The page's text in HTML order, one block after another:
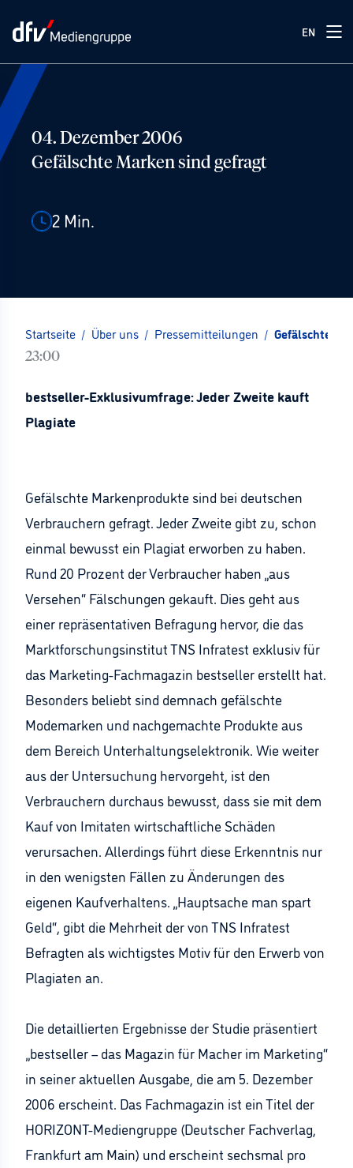
EN
04. Dezember 2006
Gefälschte Marken sind gefragt
2 Min.
Startseite / Über uns / Pressemitteilungen / Gefälschte
23:00
bestseller-Exklusivumfrage: Jeder Zweite kauft
Plagiate
Gefälschte Markenprodukte sind bei deutschen
Verbrauchern gefragt. Jeder Zweite gibt zu, schon
einmal bewusst ein Plagiat erworben zu haben.
Rund 20 Prozent der Verbraucher haben „aus
Versehen“ Fälschungen gekauft. Dies geht aus
einer repräsentativen Befragung hervor, die das
Marktforschungsinstitut TNS Infratest exklusiv für
das Marketing-Fachmagazin bestseller erstellt hat.
Besonders beliebt sind demnach gefälschte
Modemarken und nachgemachte Produkte aus
dem Bereich Unterhaltungselektronik. Wie weiter
aus der Untersuchung hervorgeht, ist den
Verbrauchern durchaus bewusst, dass sie mit dem
Kauf von Imitaten wirtschaftliche Schäden
verursachen. Allerdings führt diese Erkenntnis nur
in den wenigsten Fällen zu Änderungen des
eigenen Kaufverhaltens. „Hauptsache man spart
Geld“, gibt die Mehrheit der von TNS Infratest
Befragten als wichtigstes Motiv für den Erwerb von
Plagiaten an.
Die detaillierten Ergebnisse der Studie präsentiert
„bestseller – das Magazin für Macher im Marketing“
in seiner aktuellen Ausgabe, die am 5. Dezember
2006 erscheint. Das Fachmagazin ist ein Titel der
HORIZONT-Mediengruppe (Deutscher Fachverlag,
Frankfurt am Main) und erscheint sechsmal pro